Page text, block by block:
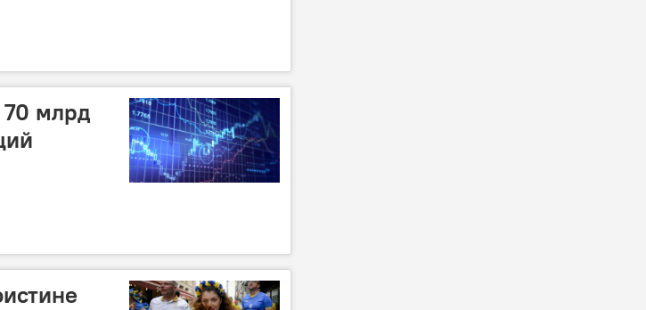
70 млрд